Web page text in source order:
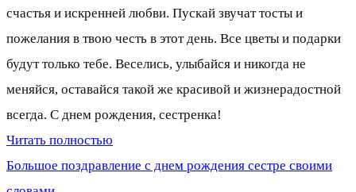
счастья и искренней любви. Пускай звучат тосты и
пожелания в твою честь в этот день. Все цветы и подарки
будут только тебе. Веселись, улыбайся и никогда не
меняйся, оставайся такой же красивой и жизнерадостной
всегда. С днем рождения, сестренка!
Читать полностью
Большое поздравление с днем рождения сестре своими